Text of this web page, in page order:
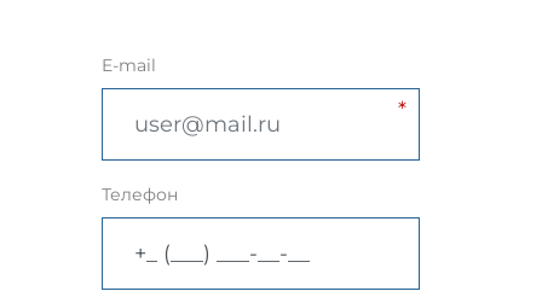
E-mail
Телефон